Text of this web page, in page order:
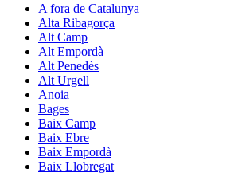
A fora de Catalunya
Alta Ribagorça
Alt Camp
Alt Empordà
Alt Penedès
Alt Urgell
Anoia
Bages
Baix Camp
Baix Ebre
Baix Empordà
Baix Llobregat